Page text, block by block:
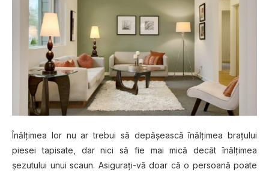
Înălțimea lor nu ar trebui să depăşească înălțimea brațului
piesei tapisate, dar nici să fie mai mică decât înălțimea
şezutului unui scaun. Asigurați-vă doar că o persoană poate